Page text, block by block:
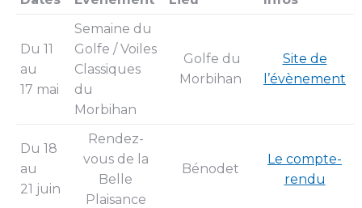
Du 11
au
17 mai
Semaine du
Golfe / Voiles
Classiques
du
Morbihan
Golfe du
Morbihan
Site de
l’évènement
Du 18
au
21 juin
Rendez-
vous de la
Belle
Plaisance
Bénodet
Le compte-
rendu